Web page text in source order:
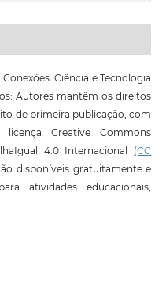
Ciência e Tecnologia
Autores mantêm os direitos
de primeira publicação, com
Creative Commons
4.0 Internacional (CC
disponíveis gratuitamente e
atividades educacionais,